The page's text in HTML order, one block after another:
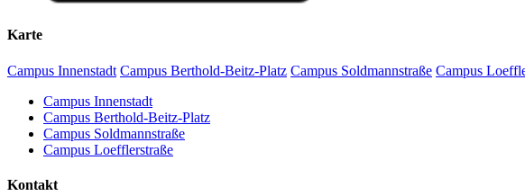
Karte
Campus Innenstadt Campus Berthold-Beitz-Platz Campus Soldmannstraße Campus
Campus Innenstadt
Campus Berthold-Beitz-Platz
Campus Soldmannstraße
Campus Loefflerstraße
Kontakt